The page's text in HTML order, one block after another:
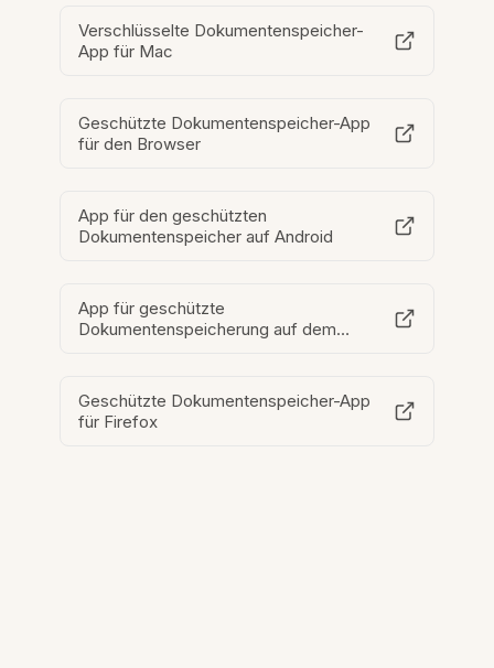
Verschlüsselte Dokumentenspeicher-
App für Mac
Geschützte Dokumentenspeicher-App
für den Browser
App für den geschützten
Dokumentenspeicher auf Android
App für geschützte
Dokumentenspeicherung auf dem
Geschützte Dokumentenspeicher-App
für Firefox